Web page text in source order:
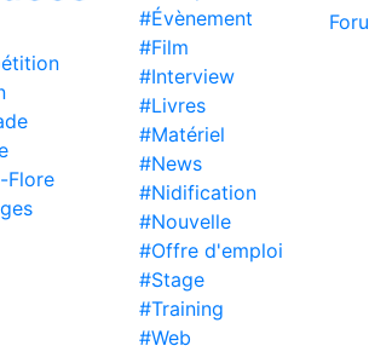
Flore
#Évènement
#Film
#Interview
#Livres
#Matériel
#News
#Nidification
#Nouvelle
#Offre d'emploi
#Stage
#Training
#Web